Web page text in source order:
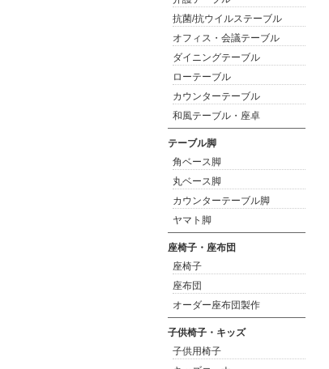
抗菌/抗ウイルステーブル
オフィス・会議テーブル
ダイニングテーブル
ローテーブル
カウンターテーブル
和風テーブル・座卓
テーブル脚
角ベース脚
丸ベース脚
カウンターテーブル脚
ヤマト脚
座椅子・座布団
座椅子
座布団
オーダー座布団製作
子供椅子・キッズ
子供用椅子